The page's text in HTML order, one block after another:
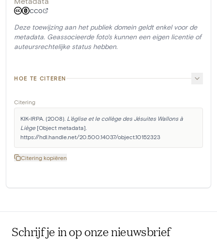
CC0
Deze toewijzing aan het publiek domein geldt enkel voor de
metadata. Geassocieerde foto's kunnen een eigen licentie of
auteursrechtelijke status hebben.
HOE TE CITEREN
Citering
KIK-IRPA. (2008). L'église et le collège des Jésuites Wallons à
Liège [Object metadata].
https://hdl.handle.net/20.500.14037/object.10152323
Citering kopiëren
Schrijf je in op onze nieuwsbrief